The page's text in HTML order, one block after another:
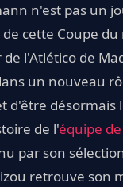
n'est pas un
cette Coupe
l'Atlético de
un nouveau
d'être désormais
de l'équipe
par son
retrouve son